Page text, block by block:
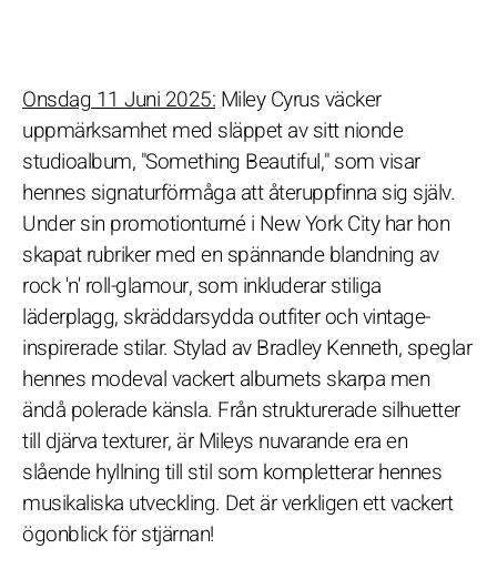
Onsdag 11 Juni 2025: Miley Cyrus väcker
uppmärksamhet med släppet av sitt nionde
studioalbum, "Something Beautiful," som visar
hennes signaturförmåga att återuppfinna sig själv.
Under sin promotionturné i New York City har hon
skapat rubriker med en spännande blandning av
rock 'n' roll-glamour, som inkluderar stiliga
läderplagg, skräddarsydda outfiter och vintage-
inspirerade stilar. Stylad av Bradley Kenneth, speglar
hennes modeval vackert albumets skarpa men
ändå polerade känsla. Från strukturerade silhuetter
till djärva texturer, är Mileys nuvarande era en
slående hyllning till stil som kompletterar hennes
musikaliska utveckling. Det är verkligen ett vackert
ögonblick för stjärnan!